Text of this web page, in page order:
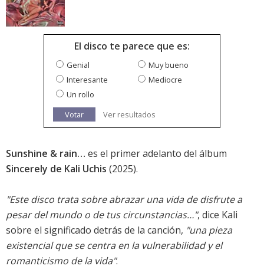
El disco te parece que es:
Genial
Muy bueno
Interesante
Mediocre
Un rollo
Votar
Ver resultados
Sunshine & rain… es el primer adelanto del álbum
Sincerely de Kali Uchis (2025).
"Este disco trata sobre abrazar una vida de disfrute a
pesar del mundo o de tus circunstancias…", dice Kali
sobre el significado detrás de la canción, "una pieza
existencial que se centra en la vulnerabilidad y el
romanticismo de la vida".